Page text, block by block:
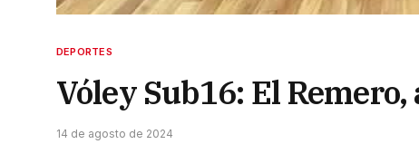
DEPORTES
Vóley Sub16: El Remero,
14 de agosto de 2024